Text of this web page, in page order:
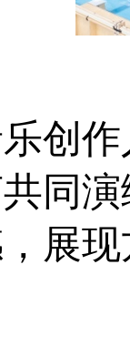
创
同
展